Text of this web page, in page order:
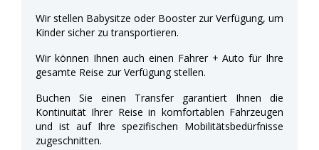
Wir stellen Babysitze oder Booster zur Verfügung, um
Kinder sicher zu transportieren.
Wir können Ihnen auch einen Fahrer + Auto für Ihre
gesamte Reise zur Verfügung stellen.
Buchen Sie einen Transfer garantiert Ihnen die
Kontinuität Ihrer Reise in komfortablen Fahrzeugen
und ist auf Ihre spezifischen Mobilitätsbedürfnisse
zugeschnitten.